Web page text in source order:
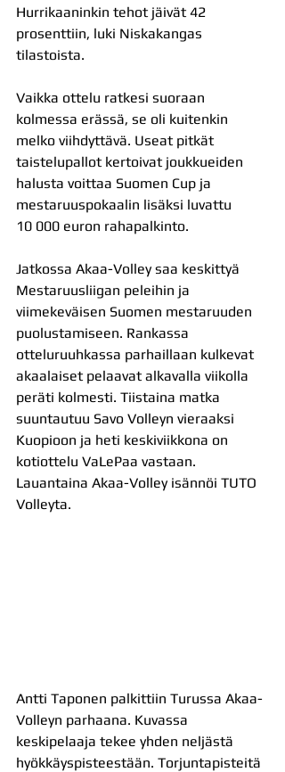
Hurrikaaninkin tehot jäivät 42
prosenttiin, luki Niskakangas
tilastoista.
Vaikka ottelu ratkesi suoraan
kolmessa erässä, se oli kuitenkin
melko viihdyttävä. Useat pitkät
taistelupallot kertoivat joukkueiden
halusta voittaa Suomen Cup ja
mestaruuspokaalin lisäksi luvattu
10 000 euron rahapalkinto.
Jatkossa Akaa-Volley saa keskittyä
Mestaruusliigan peleihin ja
viimekeväisen Suomen mestaruuden
puolustamiseen. Rankassa
otteluruuhkassa parhaillaan kulkevat
akaalaiset pelaavat alkavalla viikolla
peräti kolmesti. Tiistaina matka
suuntautuu Savo Volleyn vieraaksi
Kuopioon ja heti keskiviikkona on
kotiottelu VaLePaa vastaan.
Lauantaina Akaa-Volley isännöi TUTO
Volleyta.
Antti Taponen palkittiin Turussa Akaa-
Volleyn parhaana. Kuvassa
keskipelaaja tekee yhden neljästä
hyökkäyspisteestään. Torjuntapisteitä